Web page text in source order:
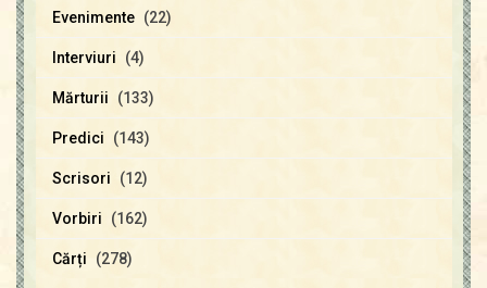
Evenimente (22)
Interviuri (4)
Mărturii (133)
Predici (143)
Scrisori (12)
Vorbiri (162)
Cărți (278)